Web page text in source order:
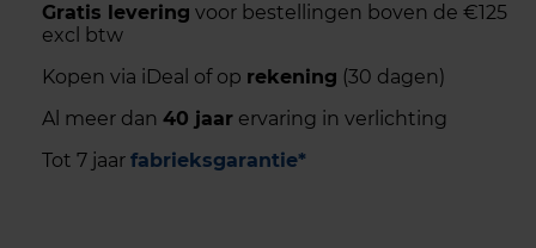
Gratis levering voor bestellingen boven de €125
excl btw
Kopen via iDeal of op rekening (30 dagen)
Al meer dan 40 jaarervaring in verlichting
Tot 7 jaar fabrieksgarantie*